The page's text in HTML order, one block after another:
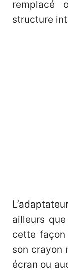
remplacé
structure
ailleurs
cette façon
son crayon
écran ou